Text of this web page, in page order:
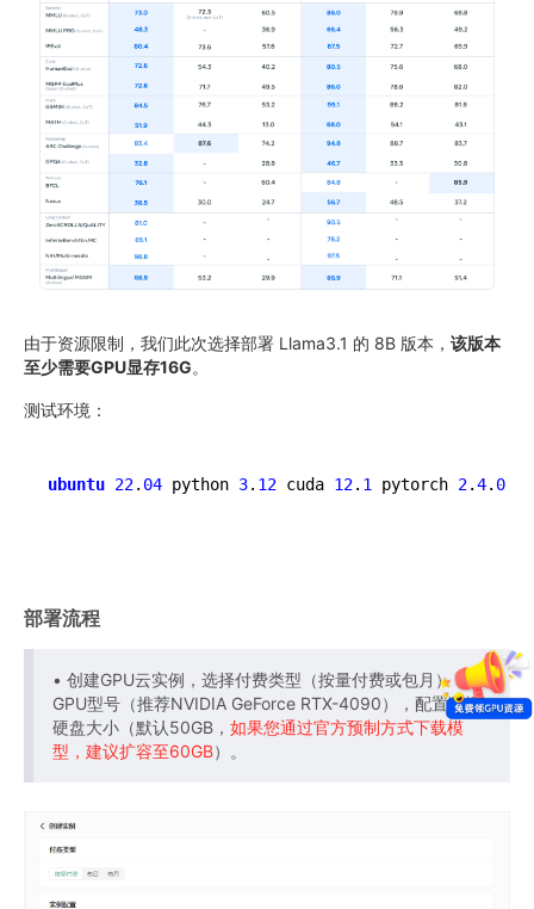
由于资源限制，我们此次选择部署 Llama3.1 的 8B 版本， 该版本
至少需要GPU显存16G。
测试环境：
ubuntu 22. 04 python 3. 12 cuda 12. 1 pytorch 2.4. 0
部署流程
• 创建GPU云实例，选择付费类型（按量付费或包月），
GPU型号（推荐NVIDIA GeForce RTX-4090），配置数据
硬盘大小（默认50GB， 如果您通过官方预制方式下载模
型，建议扩容至60GB）。